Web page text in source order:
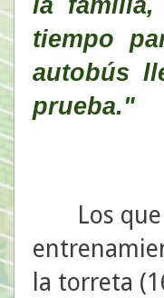
tiempo
autobús
prueba."
Los que
la torreta